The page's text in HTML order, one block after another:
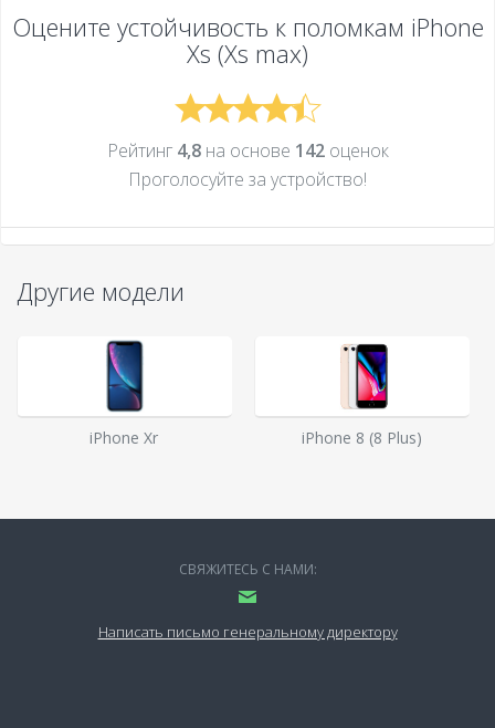
Оцените устойчивость к поломкам iPhone
Xs (Xs max)
Рейтинг 4,8на основе 142оценок
Проголосуйте за устройcтво!
Другие модели
iPhone Xr iPhone 8 (8 Plus)
СВЯЖИТЕСЬ С НАМИ:
Написать письмо генеральному директору